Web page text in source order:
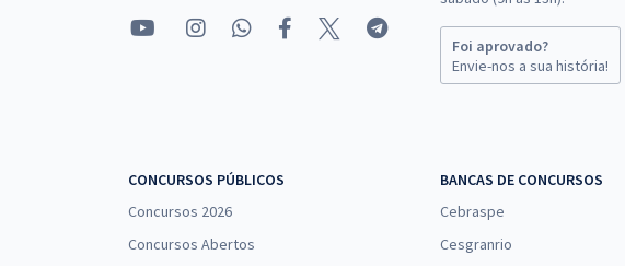
Foi aprovado?
Envie-nos a sua história!
CONCURSOS PÚBLICOS
Concursos 2026
Concursos Abertos
BANCAS DE CONCURSOS
Cebraspe
Cesgranrio